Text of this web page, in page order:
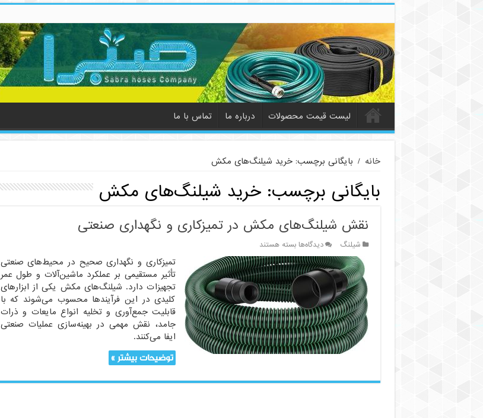
لیست قیمت محصولات درباره ما تماس با ما
خانه / بایگانی برچسب: خرید شیلنگ‌های مکش
بایگانی برچسب:خرید شیلنگ‌های مکش
نقش شیلنگ‌های مکش در تمیزکاری و نگهداری صنعتی
شیلنگ دیدگاه‌هابرای
نقش
شیلنگ‌های
مکش
در
تمیزکاری
و
نگهداری
صنعتی
بسته هستند
تمیزکاری و نگهداری صحیح در محیط‌های صنعتی
تأثیر مستقیمی بر عملکرد ماشین‌آلات و طول عمر
تجهیزات دارد. شیلنگ‌های مکش یکی از ابزارهای
کلیدی در این فرآیندها محسوب می‌شوند که با
قابلیت جمع‌آوری و تخلیه انواع مایعات و ذرات
جامد، نقش مهمی در بهینه‌سازی عملیات صنعتی
ایفا می‌کنند.
توضیحات بیشتر »